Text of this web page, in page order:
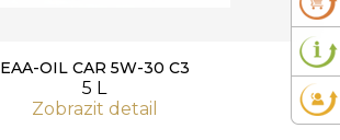
EAA-OIL CAR 5W-30 C3
5 L
Zobrazit detail